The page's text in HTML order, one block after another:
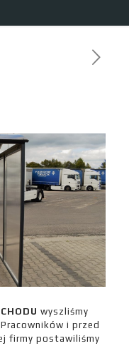
wyszliśmy
i przed
firmy postawiliśmy